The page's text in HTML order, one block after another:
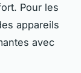
Pour les
appareils
avec